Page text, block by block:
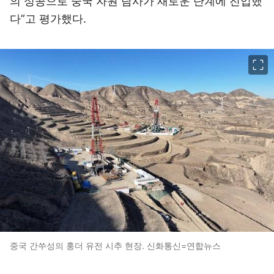
다”고 평가했다.
중국 간쑤성의 훙더 유전 시추 현장. 신화통신=연합뉴스